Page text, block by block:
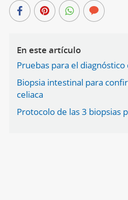
En este artículo
Pruebas para el
Biopsia intestinal para
celiaca
Protocolo de las 3 biopsias